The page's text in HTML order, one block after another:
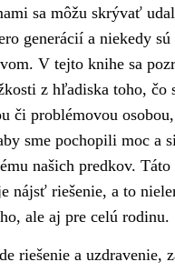
sa môžu skrývať
generácií a niekedy sú
V tejto knihe sa
z hľadiska toho, čo
či problémovou
sme pochopili moc a
našich predkov.
nájsť riešenie, a to
ale aj pre celú rodinu.
riešenie a uzdravenie,